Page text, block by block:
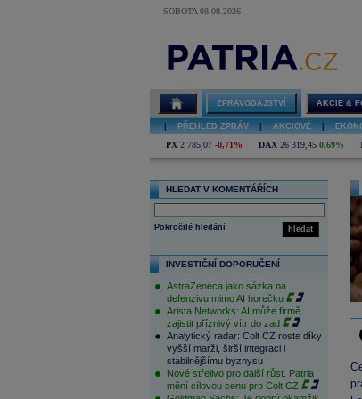
SOBOTA 08.08.2026
ZPRAVODAJSTVÍ AKCIE &
PŘEHLED ZPRÁV AKCIOVÉ
PX 2 785,07 -0,71% DAX 26 319,45 0,69%
HLEDAT V KOMENTÁŘÍCH
hledat
Pokročilé hledání
INVESTIČNÍ DOPORUČENÍ
AstraZeneca jako sázka na
defenzivu mimo AI horečku
Arista Networks: AI může firmě
zajistit příznivý vítr do zad
Analytický radar: Colt CZ roste díky
vyšší marži, širší integraci i
stabilnějšímu byznysu
Nové střelivo pro další růst. Patria
mění cílovou cenu pro Colt CZ